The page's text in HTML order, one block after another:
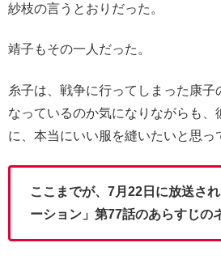
紗枝の言うとおりだった。
靖子もその一人だった。
糸子は、戦争に行ってしまった康子
なっているのか気になりながらも、
に、本当にいい服を縫いたいと思っ
ここまでが、7月22日に放送さ
ーション」第77話のあらすじの